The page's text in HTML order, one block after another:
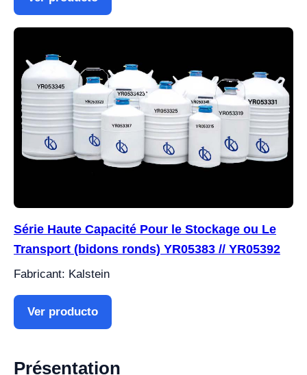
Série Haute Capacité Pour le Stockage ou Le
Transport (bidons ronds) YR05383 // YR05392
Fabricant: Kalstein
Ver producto
Présentation